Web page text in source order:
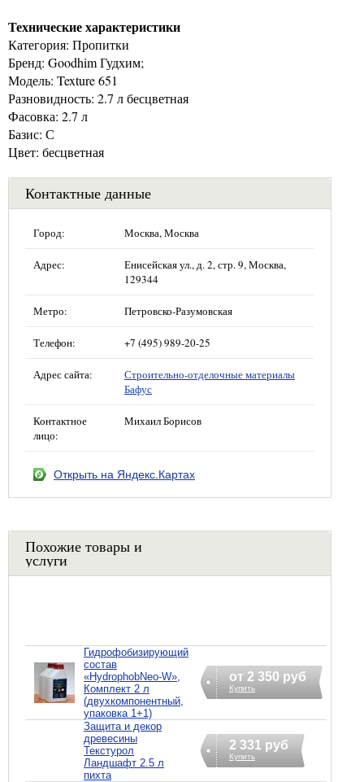
Технические характеристики
Категория: Пропитки
Бренд: Goodhim Гудхим;
Модель: Texture 651
Разновидность: 2.7 л бесцветная
Фасовка: 2.7 л
Базис: С
Цвет: бесцветная
Контактные данные
Город: Москва, Москва
Адрес:
Енисейская ул., д. 2, стр. 9, Москва,
129344
Метро: Петровско-Разумовская
Телефон: +7 (495) 989-20-25
Адрес сайта:
Строительно-отделочные материалы
Бафус
Контактное
лицо:
Михаил Борисов
Открыть на Яндекс.Картах
Похожие товары и
услуги
Гидрофобизирующий
состав
«HydrophobNeo-W»,
Комплект 2 л
(двухкомпонентный,
упаковка 1+1)
от 2 350 руб
Купить
Защита и декор
древесины
Текстурол
Ландшафт 2.5 л
пихта
2 331 руб
Купить